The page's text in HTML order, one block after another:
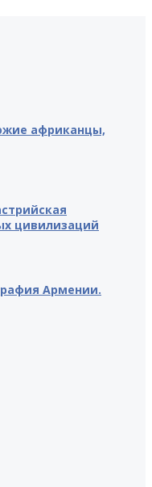
африканцы,
цивилизаций
Армении.